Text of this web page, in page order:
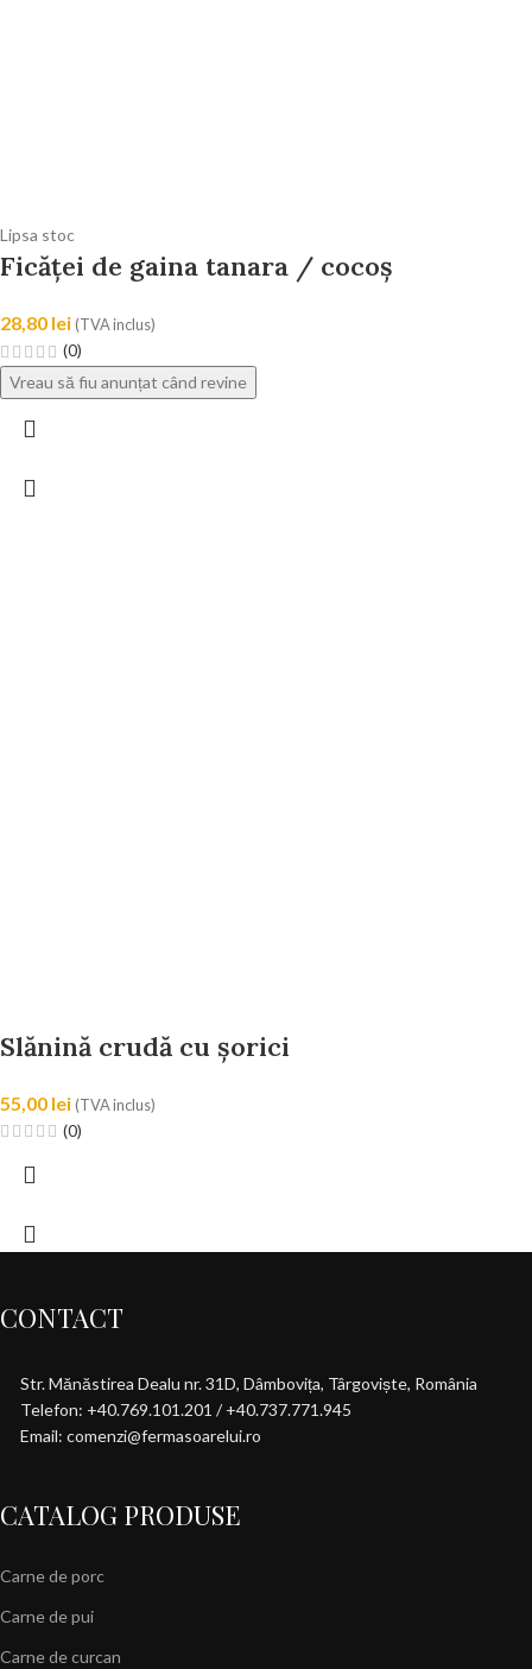
Lipsa stoc
Ficăței de gaina tanara / cocoș
28,80 lei (TVA inclus)
(0)
Slănină crudă cu șorici
55,00 lei (TVA inclus)
(0)
CONTACT
Str. Mănăstirea Dealu nr. 31D, Dâmbovița, Târgoviște, România
Telefon: +40.769.101.201 / +40.737.771.945
Email: comenzi@fermasoarelui.ro
CATALOG PRODUSE
Carne de porc
Carne de pui
Carne de curcan